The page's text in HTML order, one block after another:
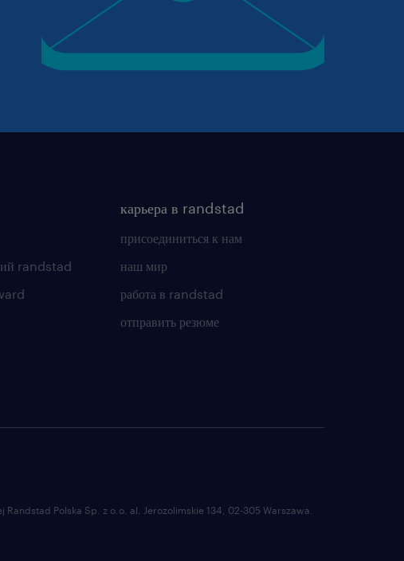
randstad
карьера в randstad
присоединиться к нам
наш мир
работа в randstad
отправить резюме
Polska Sp. z o.o. al. Jerozolimskie 134, 02-305 Warszawa.